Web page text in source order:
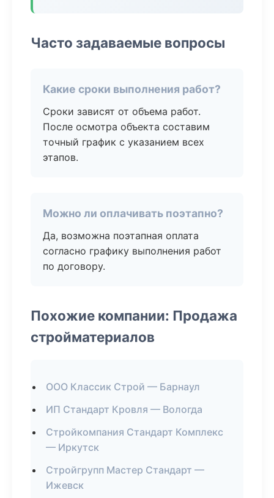
Часто задаваемые вопросы
Какие сроки выполнения работ?
Сроки зависят от объема работ.
После осмотра объекта составим
точный график с указанием всех
этапов.
Можно ли оплачивать поэтапно?
Да, возможна поэтапная оплата
согласно графику выполнения работ
по договору.
Похожие компании: Продажа
стройматериалов
ООО Классик Строй — Барнаул
ИП Стандарт Кровля — Вологда
Стройкомпания Стандарт Комплекс
— Иркутск
Стройгрупп Мастер Стандарт —
Ижевск